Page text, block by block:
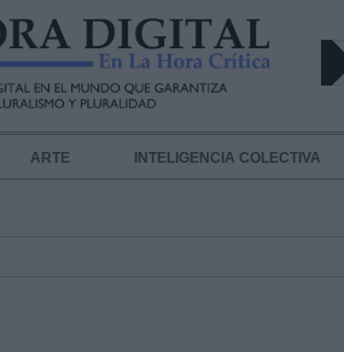
ARTE INTELIGENCIA COLECTIVA